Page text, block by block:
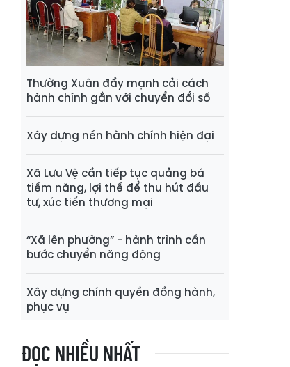
Thường Xuân đẩy mạnh cải cách
hành chính gắn với chuyển đổi số
Xây dựng nền hành chính hiện đại
Xã Lưu Vệ cần tiếp tục quảng bá
tiềm năng, lợi thế để thu hút đầu
tư, xúc tiến thương mại
“Xã lên phường” - hành trình cần
bước chuyển năng động
Xây dựng chính quyền đồng hành,
phục vụ
ĐỌC NHIỀU NHẤT